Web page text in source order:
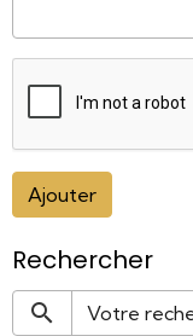
Ajouter
Rechercher